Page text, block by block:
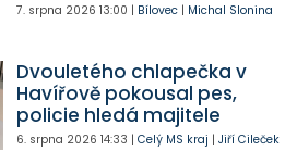
7. srpna 2026 13:00 | Bílovec| Michal Slonina
Dvouletého chlapečka v
Havířově pokousal pes,
policie hledá majitele
6. srpna 2026 14:33 | Celý MS kraj | Jiří Cileček